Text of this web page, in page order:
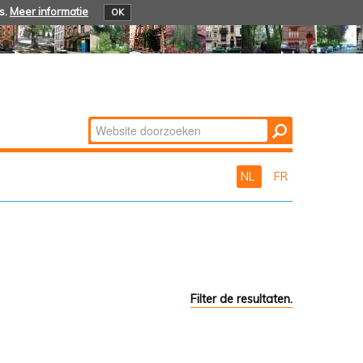
Meer informatie OK
Zoek
Geavanceerd
NL FR
Filter de resultaten.